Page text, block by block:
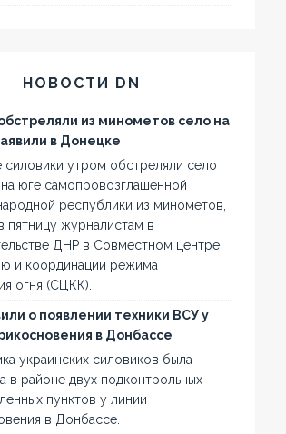
НОВОСТИ DN
из минометов село на
в Донецке
силовики утром обстреляли село
юге самопровозглашенной
республики из минометов,
пятницу журналистам в
ДНР в Совместном центре
и координации режима
огня (СЦКК).
о появлении техники ВСУ у
в Донбассе
украинских силовиков была
в районе двух подконтрольных
пунктов у линии
в Донбассе.